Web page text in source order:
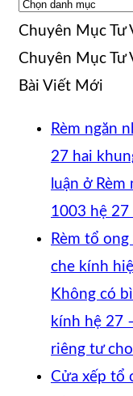
Chuyên Mục Tư
Chuyên Mục Tư
Bài Viết Mới
Rèm ngăn
27 hai
luận ở Rèm
1003 hệ 27
Rèm tổ
che kính
Không có
kính hệ 27
riêng tư
Cửa xếp tổ